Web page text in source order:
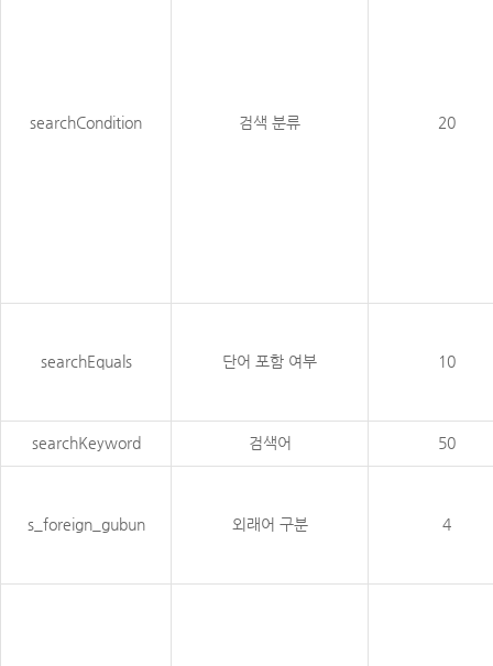
searchCondition 검색 분류 20
searchEquals 단어 포함 여부 10
searchKeyword 검색어 50
s_foreign_gubun 외래어 구분 4